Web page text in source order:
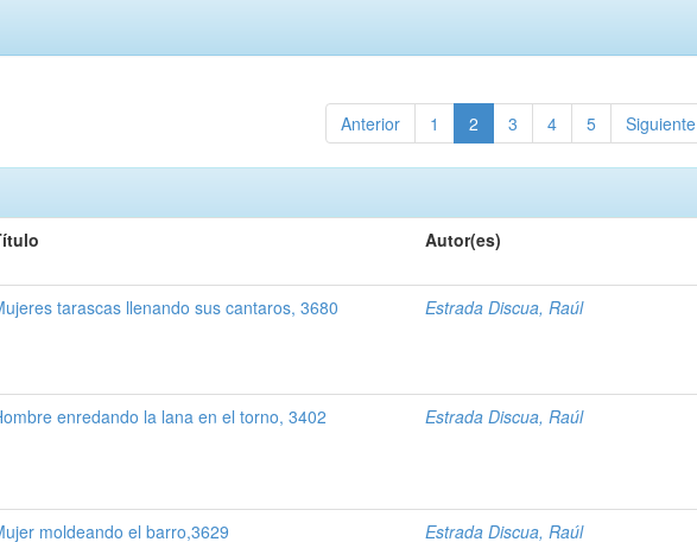
Anterior 1 2 3 4 5 Siguiente
Autor(es)
tarascas llenando sus cantaros, 3680 Estrada Discua, Raúl
enredando la lana en el torno, 3402 Estrada Discua, Raúl
moldeando el barro,3629 Estrada Discua, Raúl